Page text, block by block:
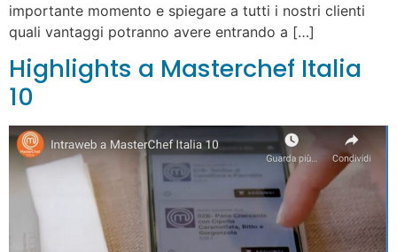
importante momento e spiegare a tutti i nostri clienti
quali vantaggi potranno avere entrando a […]
Highlights a Masterchef Italia
10